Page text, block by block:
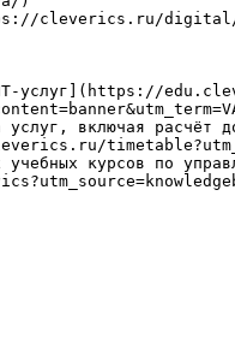
cleverics.ru/
ИТ-услуг](https://
включая расчёт
учебных курсов по